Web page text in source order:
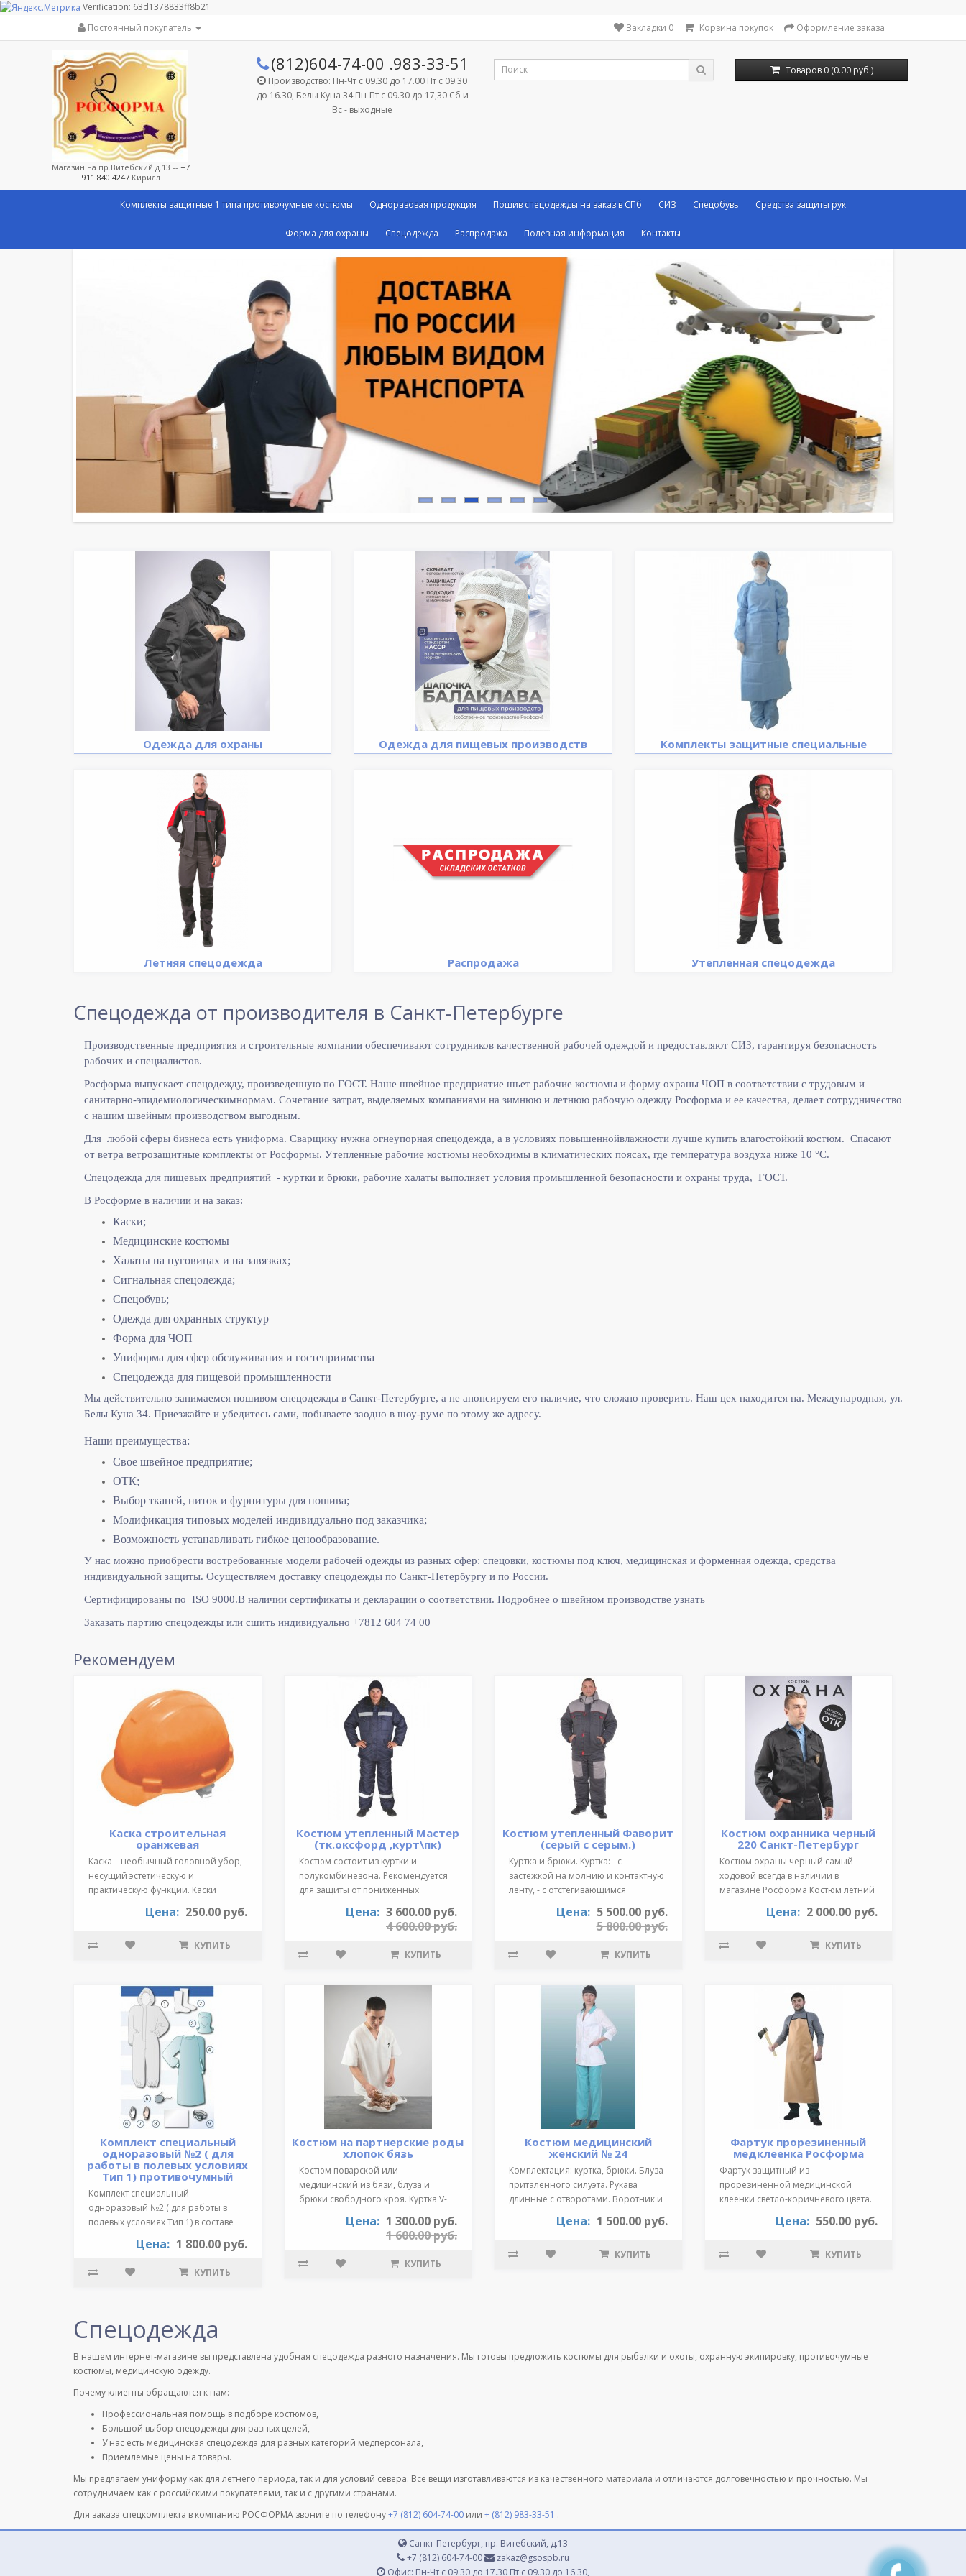
Verification: 63d1378833ff8b21
Постоянный покупатель
Закладки 0 Корзина покупок Оформление заказа
Магазин на пр.Витебский д.13 -- +7
911 840 4247Кирилл
(812)604-74-00 .983-33-51
Производство: Пн-Чт с 09.30 до 17.00 Пт с 09.30
до 16.30, Белы Куна 34 Пн-Пт с 09.30 до 17,30 Сб и
Вс - выходные
Товаров 0 (0.00 руб.)
Комплекты защитные 1 типа противочумные костюмы Одноразовая продукция Пошив спецодежды на заказ в СПб СИЗ Спецобувь Средства защиты рук
Форма для охраны Спецодежда Распродажа Полезная информация Контакты
Одежда для охраны Одежда для пищевых производств Комплекты защитные специальные
Летняя спецодежда Распродажа Утепленная спецодежда
Спецодежда от производителя в Санкт-Петербурге
Производственные предприятия и строительные компании обеспечивают сотрудников качественной рабочей одеждой и предоставляют СИЗ, гарантируя безопасность
рабочих и специалистов.
Росформа выпускает спецодежду, произведенную по ГОСТ. Наше швейное предприятие шьет рабочие костюмы и форму охраны ЧОП в соответствии с трудовым и
санитарно-эпидемиологическимнормам. Сочетание затрат, выделяемых компаниями на зимнюю и летнюю рабочую одежду Росформа и ее качества, делает сотрудничество
с нашим швейным производством выгодным.
Для любой сферы бизнеса есть униформа. Сварщику нужна огнеупорная спецодежда, а в условиях повышеннойвлажности лучше купить влагостойкий костюм. Спасают
от ветра ветрозащитные комплекты от Росформы. Утепленные рабочие костюмы необходимы в климатических поясах, где температура воздуха ниже 10 °C.
Спецодежда для пищевых предприятий - куртки и брюки, рабочие халаты выполняет условия промышленной безопасности и охраны труда, ГОСТ.
В Росформе в наличии и на заказ:
Каски;
Медицинские костюмы
Халаты на пуговицах и на завязках;
Сигнальная спецодежда;
Спецобувь;
Одежда для охранных структур
Форма для ЧОП
Униформа для сфер обслуживания и гостеприимства
Спецодежда для пищевой промышленности
Мы действительно занимаемся пошивом спецодежды в Санкт-Петербурге, а не анонсируем его наличие, что сложно проверить. Наш цех находится на. Международная, ул.
Белы Куна 34. Приезжайте и убедитесь сами, побываете заодно в шоу-руме по этому же адресу.
Наши преимущества:
Свое швейное предприятие;
ОТК;
Выбор тканей, ниток и фурнитуры для пошива;
Модификация типовых моделей индивидуально под заказчика;
Возможность устанавливать гибкое ценообразование.
У нас можно приобрести востребованные модели рабочей одежды из разных сфер: спецовки, костюмы под ключ, медицинская и форменная одежда, средства
индивидуальной защиты. Осуществляем доставку спецодежды по Санкт-Петербургу и по России.
Сертифицированы по ISO 9000.В наличии сертификаты и декларации о соответствии. Подробнее о швейном производстве узнать
Заказать партию спецодежды или сшить индивидуально +7812 604 74 00
Рекомендуем
Каска строительная
оранжевая
Каска – необычный головной убор,
несущий эстетическую и
практическую функции. Каски
Цена: 250.00 руб.
КУПИТЬ
Костюм утепленный Мастер
(тк.оксфорд ,курт\пк)
Костюм состоит из куртки и
полукомбинезона. Рекомендуется
для защиты от пониженных
Цена: 3 600.00 руб.
4 600.00 руб.
КУПИТЬ
Костюм утепленный Фаворит
(серый с серым.)
Куртка и брюки. Куртка: - с
застежкой на молнию и контактную
ленту, - с отстегивающимся
Цена: 5 500.00 руб.
5 800.00 руб.
КУПИТЬ
Костюм охранника черный
220 Санкт-Петербург
Костюм охраны черный самый
ходовой всегда в наличии в
магазине Росформа Костюм летний
Цена: 2 000.00 руб.
КУПИТЬ
Комплект специальный
одноразовый №2 ( для
работы в полевых условиях
Тип 1) противочумный
Комплект специальный
одноразовый №2 ( для работы в
полевых условиях Тип 1) в составе
Цена: 1 800.00 руб.
КУПИТЬ
Костюм на партнерские роды
хлопок бязь
Костюм поварской или
медицинский из бязи, блуза и
брюки свободного кроя. Куртка V-
Цена: 1 300.00 руб.
1 600.00 руб.
КУПИТЬ
Костюм медицинский
женский № 24
Комплектация: куртка, брюки. Блуза
приталенного силуэта. Рукава
длинные с отворотами. Воротник и
Цена: 1 500.00 руб.
КУПИТЬ
Фартук прорезиненный
медклеенка Росформа
Фартук защитный из
прорезиненной медицинской
клеенки светло-коричневого цвета.
Цена: 550.00 руб.
КУПИТЬ
Спецодежда
В нашем интернет-магазине вы представлена удобная спецодежда разного назначения. Мы готовы предложить костюмы для рыбалки и охоты, охранную экипировку, противочумные
костюмы, медицинскую одежду.
Почему клиенты обращаются к нам:
Профессиональная помощь в подборе костюмов,
Большой выбор спецодежды для разных целей,
У нас есть медицинская спецодежда для разных категорий медперсонала,
Приемлемые цены на товары.
Мы предлагаем униформу как для летнего периода, так и для условий севера. Все вещи изготавливаются из качественного материала и отличаются долговечностью и прочностью. Мы
сотрудничаем как с российскими покупателями, так и с другими странами.
Для заказа спецкомплекта в компанию РОСФОРМА звоните по телефону+7 (812) 604-74-00 или + (812) 983-33-51 .
Санкт-Петербург, пр. Витебский, д.13
+7 (812) 604-74-00
zakaz@gsospb.ru
Офис: Пн-Чт с 09.30 до 17.30 Пт с 09.30 до 16.30,